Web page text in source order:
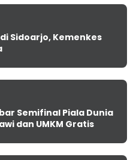
di Sidoarjo, Kemenkes
Semifinal Piala Dunia
dan UMKM Gratis